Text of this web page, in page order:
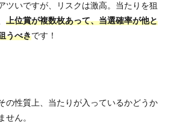
ツいですが、リスクは激高。当たりを狙
上位賞が複数枚あって、当選確率が他と
うべきです！
の性質上、当たりが入っているかどうか
せん。